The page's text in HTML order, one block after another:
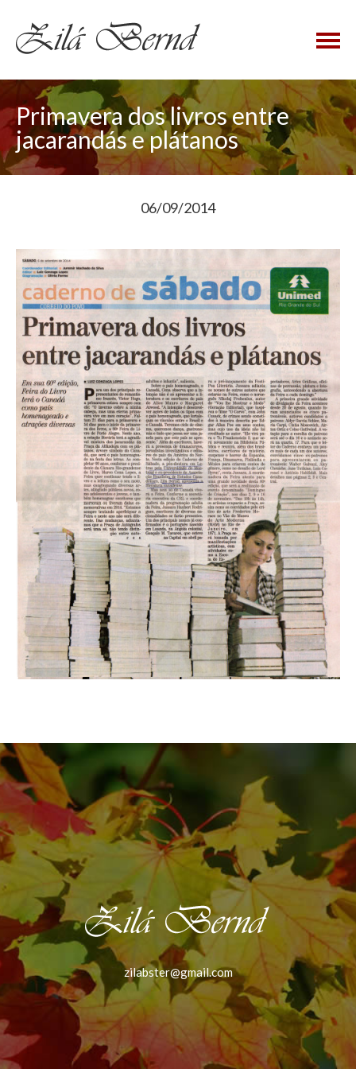
×
Primavera dos livros entre
jacarandás e plátanos
06/09/2014
zilabster@gmail.com